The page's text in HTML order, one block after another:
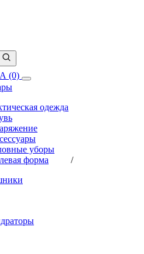
(0)
одежда
уборы
форма
/